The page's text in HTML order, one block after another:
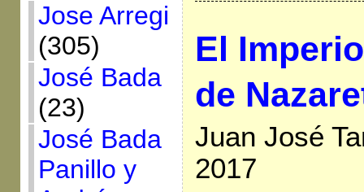
Jose Arregi
(305)
José Bada
(23)
José Bada
Panillo y
El
de
Juan José
2017